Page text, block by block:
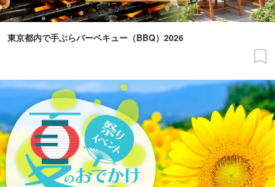
東京都内で手ぶらバーベキュー（BBQ）2026